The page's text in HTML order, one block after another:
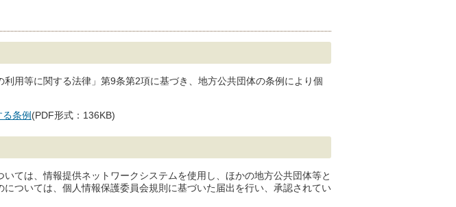
用等に関する法律」第9条第2項に基づき、地方公共団体の条例により個
条例 (PDF形式：136KB)
ては、情報提供ネットワークシステムを使用し、ほかの地方公共団体等と
ついては、個人情報保護委員会規則に基づいた届出を行い、承認されてい